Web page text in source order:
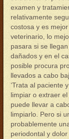
examen y
relativamente
costosa y es
veterinario, lo
pasara si se
dañados y en el
posible procura
llevados a cabo
‘Trata al paciente
limpiar o extraer
puede llevar a
limpiarlo. Pero si
probablemente
periodontal y